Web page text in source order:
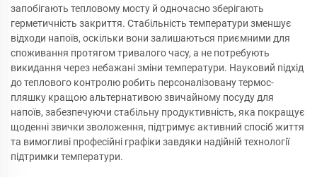
запобігають тепловому мосту й одночасно зберігають
герметичність закриття. Стабільність температури зменшує
відходи напоїв, оскільки вони залишаються приємними для
споживання протягом тривалого часу, а не потребують
викидання через небажані зміни температури. Науковий підхід
до теплового контролю робить персоналізовану термос-
пляшку кращою альтернативою звичайному посуду для
напоїв, забезпечуючи стабільну продуктивність, яка покращує
щоденні звички зволоження, підтримує активний спосіб життя
та вимогливі професійні графіки завдяки надійній технології
підтримки температури.